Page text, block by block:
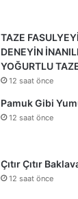
TAZE
DENEYİN
YOĞURTLU
12 saat önce
Pamuk Gibi
12 saat önce
Çıtır Çıtır
12 saat önce